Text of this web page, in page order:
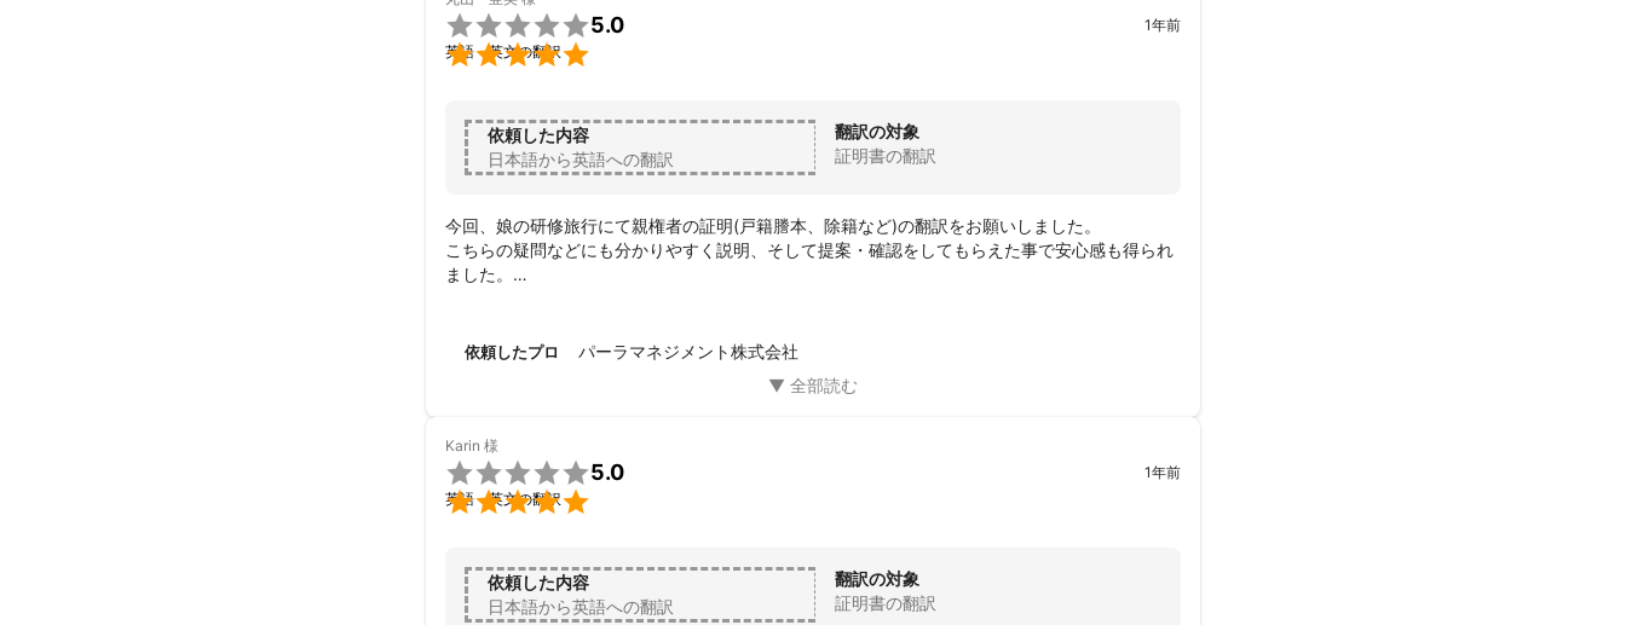


5.0
英語・英文の翻訳
1年前
依頼した内容
日本語から英語への翻訳
翻訳の対象
証明書の翻訳
今回、娘の研修旅行にて親権者の証明(戸籍謄本、除籍など)の翻訳をお願いしました。
こちらの疑問などにも分かりやすく説明、そして提案・確認をしてもらえた事で安心感も得られ
ました。
依頼したプロ パーラマネジメント株式会社
Karin 様


5.0
英語・英文の翻訳
1年前
依頼した内容
日本語から英語への翻訳
翻訳の対象
証明書の翻訳